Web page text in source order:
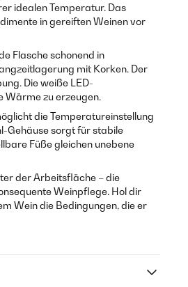
idealen Temperatur. Das
in gereiften Weinen vor
Flasche schonend in
mit Korken. Der
Die weiße LED-
Wärme zu erzeugen.
die Temperatureinstellung
Gehäuse sorgt für stabile
Füße gleichen unebene
der Arbeitsfläche – die
Weinpflege. Hol dir
Wein die Bedingungen, die er